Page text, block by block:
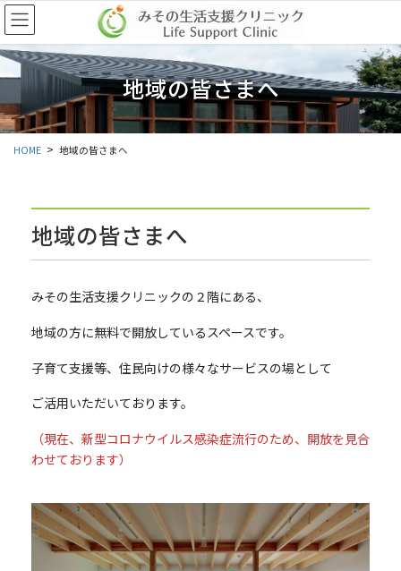
コ
ン
テ
ン
ツ
に
移
ナ
ビ
ゲ
ー
シ
ョ
ン
地域の皆さまへ
HOME 地域の皆さまへ
地域の皆さまへ
みその生活支援クリニックの２階にある、
地域の方に無料で開放しているスペースです。
子育て支援等、住民向けの様々なサービスの場として
ご活用いただいております。
（現在、新型コロナウイルス感染症流行のため、開放を見合
わせております）